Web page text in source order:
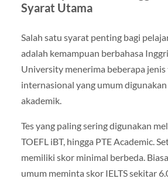
Syarat Utama
Salah satu syarat penting bagi
adalah kemampuan berbahasa
University menerima beberapa jenis
internasional yang umum
akademik.
Tes yang paling sering digunakan
TOEFL iBT, hingga PTE Academic.
memiliki skor minimal berbeda.
umum meminta skor IELTS sekitar